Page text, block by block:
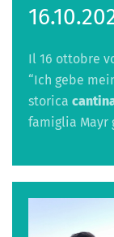
Il 16 ottobre
“Ich gebe
storica
famiglia Mayr